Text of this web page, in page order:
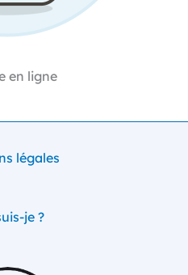
en ligne
légales
je ?